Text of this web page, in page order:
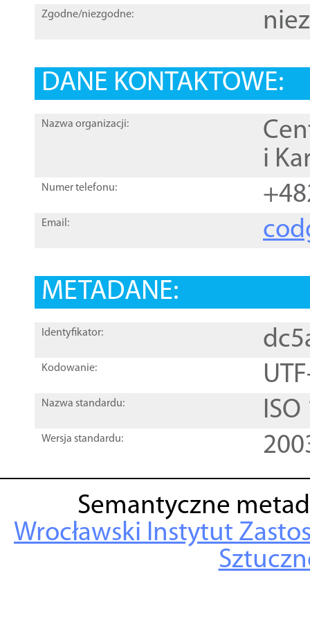
Zgodne/niezgodne:
DANE KONTAKTOWE:
Nazwa organizacji:
i
Numer telefonu:
Email:
METADANE:
Identyfikator:
Kodowanie:
Nazwa standardu:
Wersja standardu:
Semantyczne
Wrocławski Instytut